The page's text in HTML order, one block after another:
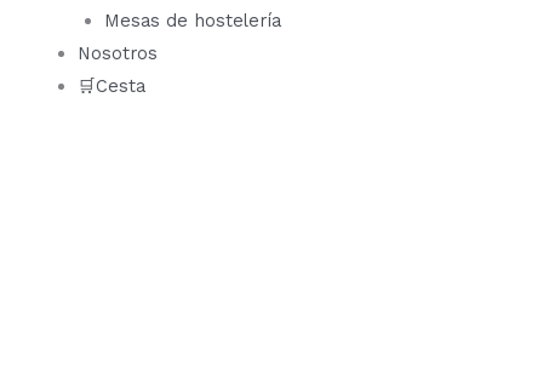
Mesas de hostelería
Nosotros
🛒Cesta